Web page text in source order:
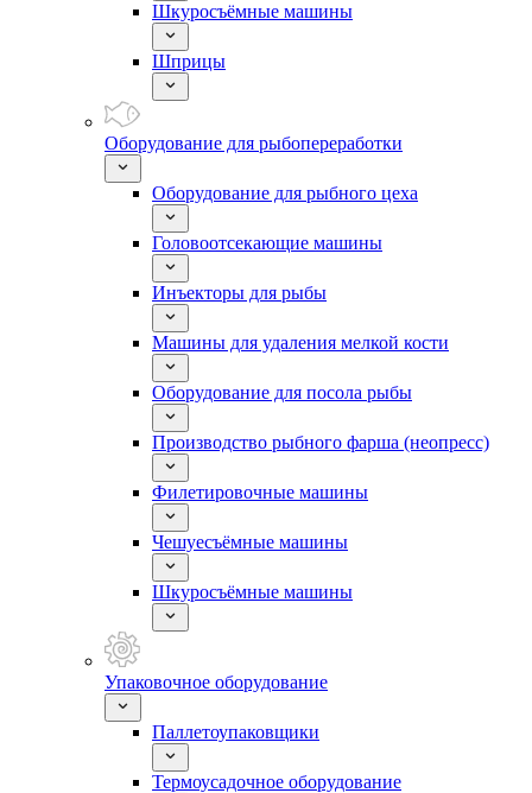
Шкуросъёмные машины
Шприцы
Оборудование для рыбопереработки
Оборудование для рыбного цеха
Головоотсекающие машины
Инъекторы для рыбы
Машины для удаления мелкой кости
Оборудование для посола рыбы
Производство рыбного фарша (неопресс)
Филетировочные машины
Чешуесъёмные машины
Шкуросъёмные машины
Упаковочное оборудование
Паллетоупаковщики
Термоусадочное оборудование